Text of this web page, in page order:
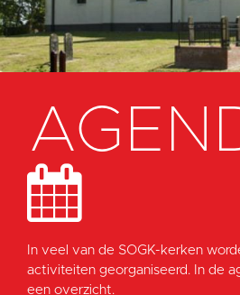
In veel van de SOGK-kerken
activiteiten georganiseerd. In de
een overzicht.